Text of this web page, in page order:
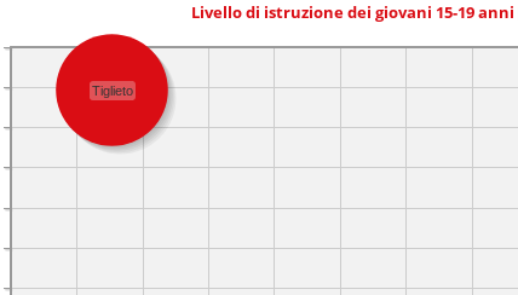
Livello di istruzione dei giovani 15-19 anni
Tiglieto